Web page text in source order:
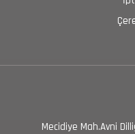
Mecidiye Mah.Avni